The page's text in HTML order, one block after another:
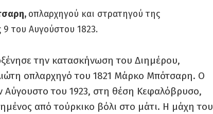
οπλαρχηγού και στρατηγού της
9 του Αυγούστου 1823.
την κατασκήνωση του Διημέρου,
οπλαρχηγό του 1821 Μάρκο Μπότσαρη. Ο
Αύγουστο του 1923, στη θέση Κεφαλόβρυσο,
από τούρκικο βόλι στο μάτι. Η μάχη του